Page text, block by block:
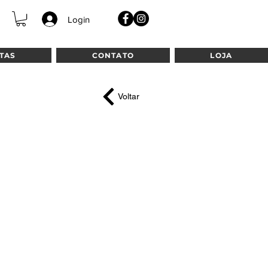
Login
CONTATO LOJA
Voltar